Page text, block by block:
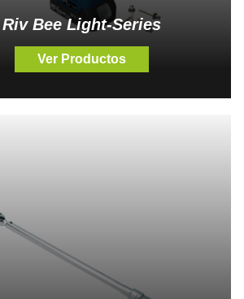
Riv Bee Light-Series
Ver Productos